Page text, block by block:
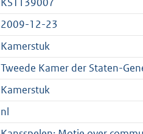
2009-12-23
Kamerstuk
Tweede Kamer der Staten-
Kamerstuk
nl